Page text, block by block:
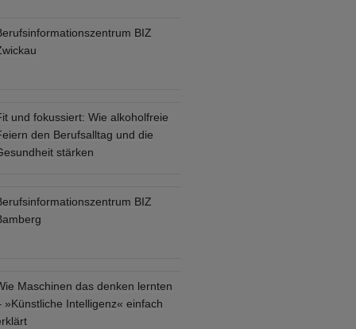
BIZ
und fokussiert: Wie alkoholfreie
den Berufsalltag und die
stärken
BIZ
Maschinen das denken lernten
»Künstliche Intelligenz« einfach